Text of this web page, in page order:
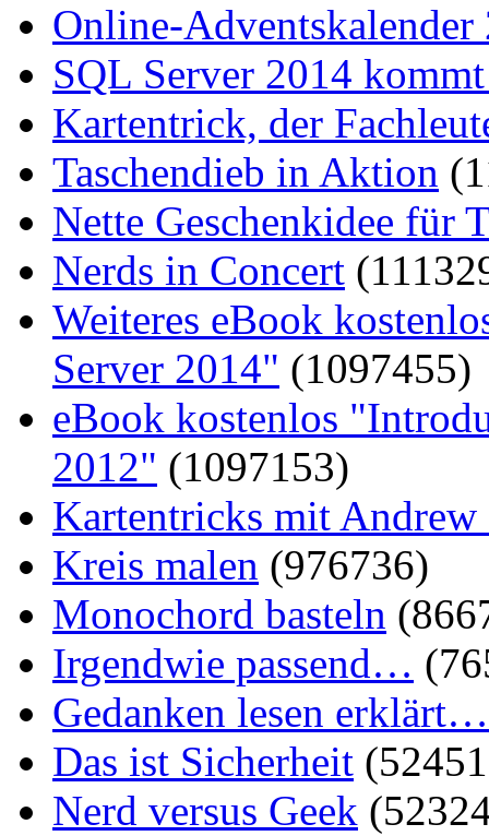
Online-Adventskalender
SQL Server 2014
Kartentrick, der
Taschendieb in Aktion
Nette Geschenkidee für
Nerds in Concert
Weiteres eBook
Server 2014" (1097455)
eBook kostenlos
2012" (1097153)
Kartentricks mit
Kreis malen (976736)
Monochord basteln
Irgendwie passend…
Gedanken lesen erklärt…
Das ist Sicherheit
Nerd versus Geek